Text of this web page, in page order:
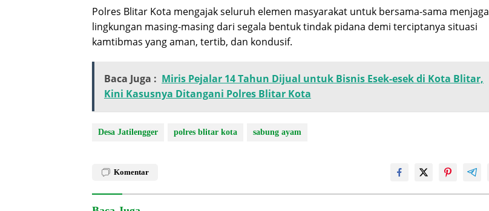
Polres Blitar Kota mengajak seluruh elemen masyarakat untuk bersama-sama menjaga
lingkungan masing-masing dari segala bentuk tindak pidana demi terciptanya situasi
kamtibmas yang aman, tertib, dan kondusif.
Baca Juga : Miris Pejalar 14 Tahun Dijual untuk Bisnis Esek-esek di Kota Blitar,
Kini Kasusnya Ditangani Polres Blitar Kota
Desa Jatilengger polres blitar kota sabung ayam
Komentar